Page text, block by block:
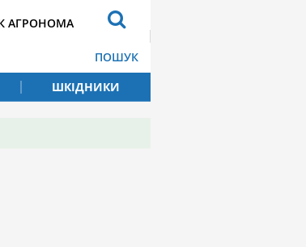
АГРОНОМА
ПОШУК
ШКІДНИКИ